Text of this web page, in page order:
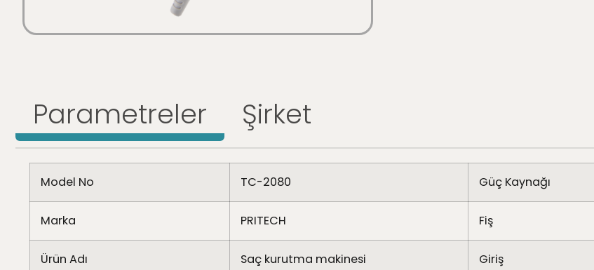
Parametreler Şirket
Model No TC-2080 Güç Kaynağı
Marka PRITECH Fiş
Ürün Adı Saç kurutma makinesi Giriş